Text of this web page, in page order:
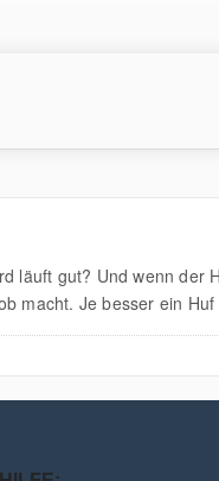
läuft gut? Und wenn
macht. Je besser ein